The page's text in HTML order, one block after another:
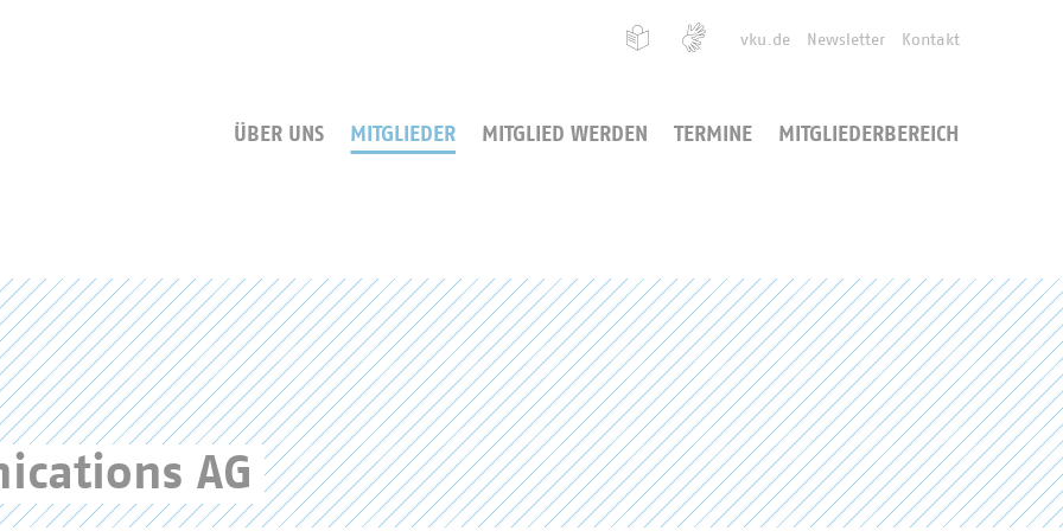
vku.de Newsletter Kontakt
ÜBER UNS MITGLIEDER MITGLIED WERDEN TERMINE MITGLIEDERBEREICH
AG